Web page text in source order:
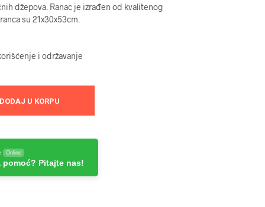
džepova. Ranac je izrađen od kvalitenog
su 21x30x53cm.
i održavanje
DODAJ U KORPU
Online
pomoć? Pitajte nas!